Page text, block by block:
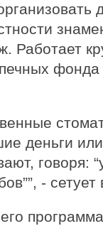
Работает
деньги
говоря:
-